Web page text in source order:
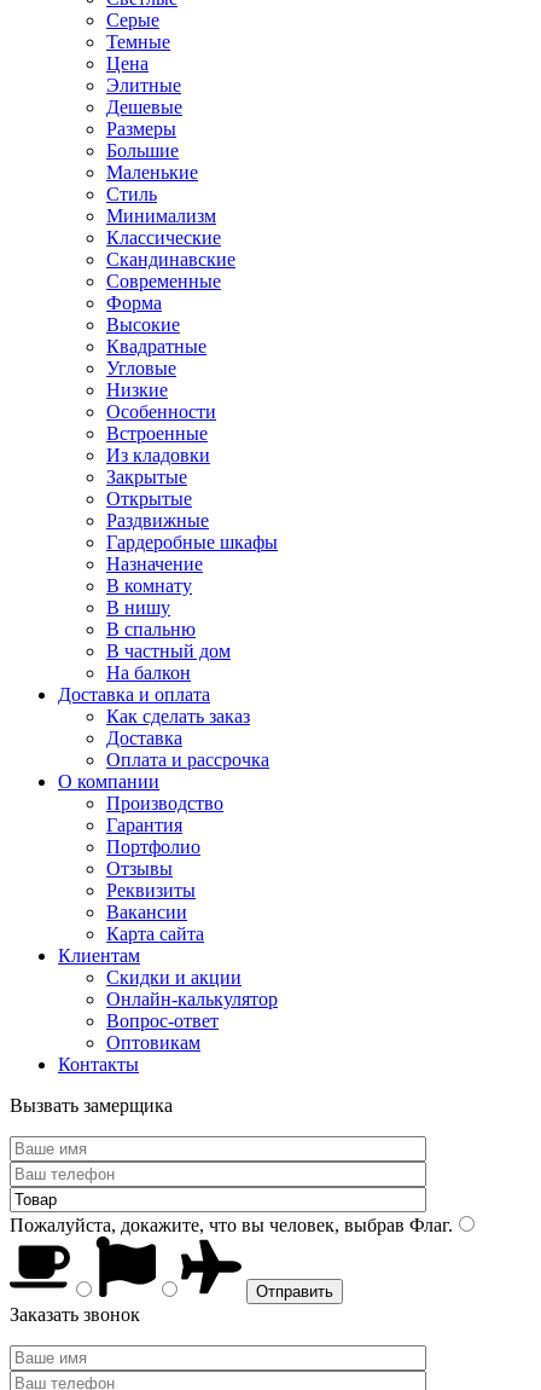
Серые
Темные
Цена
Элитные
Дешевые
Размеры
Большие
Маленькие
Стиль
Минимализм
Классические
Скандинавские
Современные
Форма
Высокие
Квадратные
Угловые
Низкие
Особенности
Встроенные
Из кладовки
Закрытые
Открытые
Раздвижные
Гардеробные шкафы
Назначение
В комнату
В нишу
В спальню
В частный дом
На балкон
Доставка и оплата
Как сделать заказ
Доставка
Оплата и рассрочка
О компании
Производство
Гарантия
Портфолио
Отзывы
Реквизиты
Вакансии
Карта сайта
Клиентам
Скидки и акции
Онлайн-калькулятор
Вопрос-ответ
Оптовикам
Контакты
Вызвать замерщика
Пожалуйста, докажите, что вы человек, выбрав Флаг.
Заказать звонок